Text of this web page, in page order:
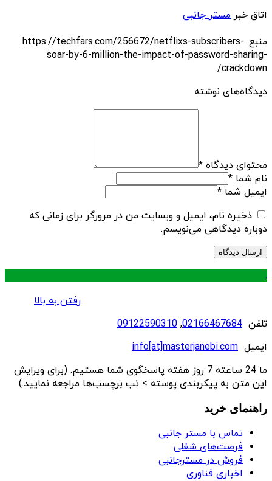
اتاق خبر مستر جانبی
منبع: https://techfars.com/256672/netflixs-subscribers-
soar-by-6-million-the-impact-of-password-sharing-
crackdown/
دیدگاه‌های نوشته
محتوای دیدگاه *
نام شما *
ایمیل شما *
ذخیره نام، ایمیل و وبسایت من در مرورگر برای زمانی که
دوباره دیدگاهی می‌نویسم.
.
رفتن به بالا
تلفن 02166467684
,
09122590310
ایمیل info[at]masterjanebi.com
ما 24 ساعته 7 روز هفته پاسخگوی شما هستیم. (برای ویرایش
این متن به پیکربندی پوسته > تب برچسب‌ها مراجعه نمایید.)
راهنمای خرید
تماس با مستر جانبی
فرصت‌های شغلی
فروش در مسترجانبی
اخباری فناوری